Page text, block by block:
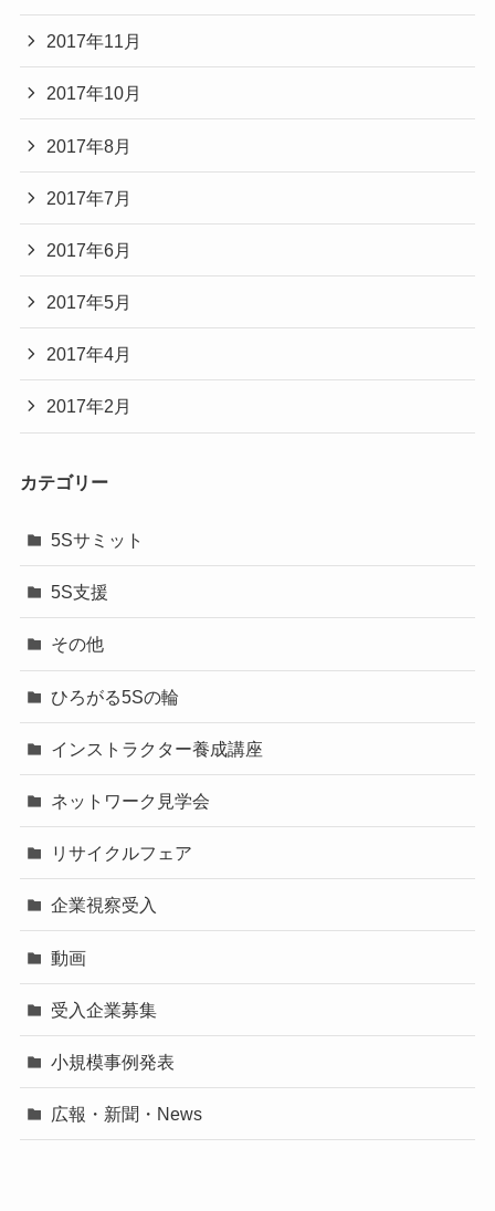
2017年11月
2017年10月
2017年8月
2017年7月
2017年6月
2017年5月
2017年4月
2017年2月
カテゴリー
5Sサミット
5S支援
その他
ひろがる5Sの輪
インストラクター養成講座
ネットワーク見学会
リサイクルフェア
企業視察受入
動画
受入企業募集
小規模事例発表
広報・新聞・News